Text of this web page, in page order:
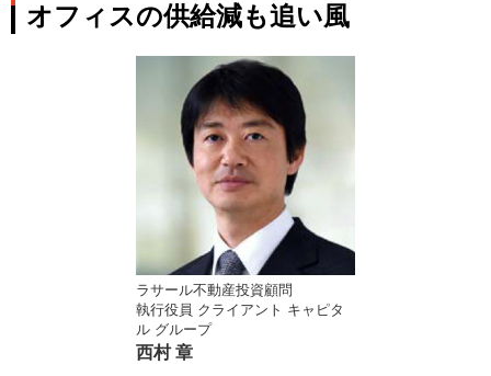
オフィスの供給減も追い風
ラサール不動産投資顧問
執行役員 クライアント キャピタ
ル グループ
西村 章